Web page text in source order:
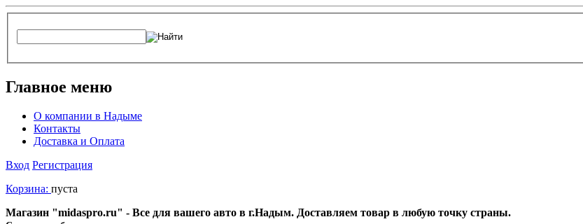
Главное меню
О компании в Надыме
Контакты
Доставка и Оплата
Вход Регистрация
Корзина: пуста
Магазин "midaspro.ru" - Все для вашего авто в г.Надым. Доставляем товар в любую точку страны.